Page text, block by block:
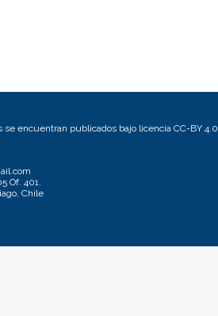
se encuentran publicados bajo licencia CC-BY 4.0
Of. 401.
Chile